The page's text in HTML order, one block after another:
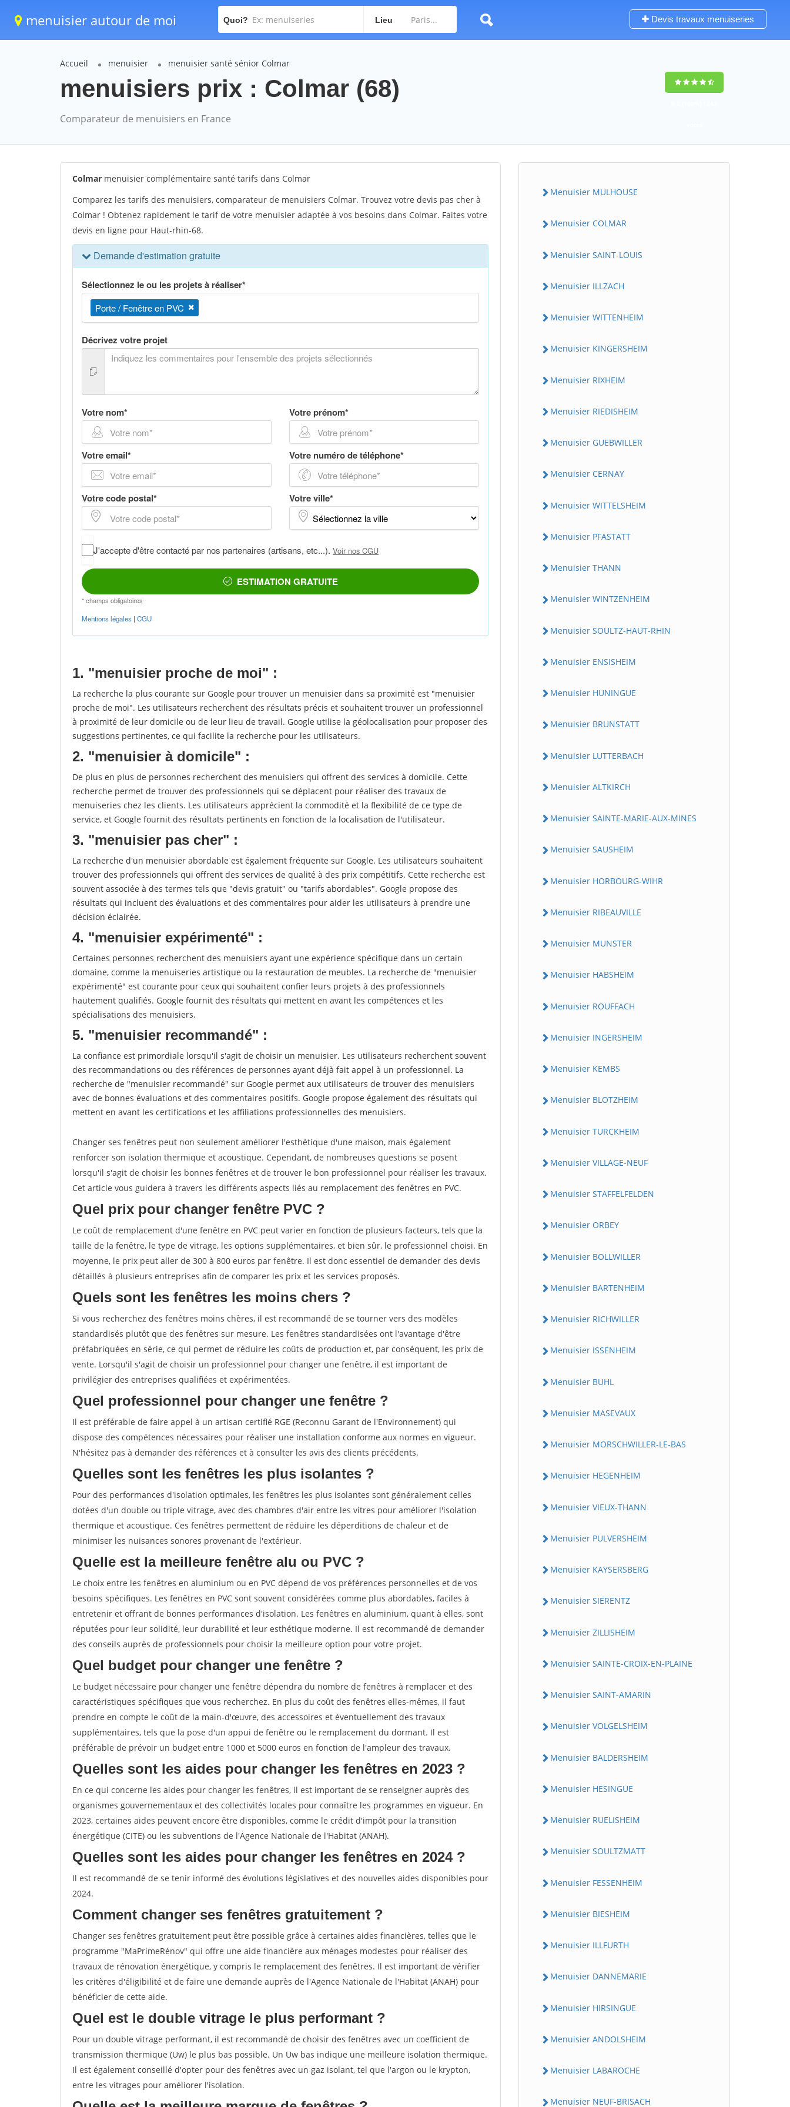
menuisier autour de moi Quoi? Lieu Devis travaux menuiseries
Accueil menuisier menuisier santé sénior Colmar
menuisiers prix : Colmar (68)
Comparateur de menuisiers en France
Colmar menuisier complémentaire santé tarifs dans Colmar
Comparez les tarifs des menuisiers, comparateur de menuisiers Colmar. Trouvez votre devis pas cher à
Colmar ! Obtenez rapidement le tarif de votre menuisier adaptée à vos besoins dans Colmar. Faites votre
devis en ligne pour Haut-rhin-68.
1. "menuisier proche de moi" :
La recherche la plus courante sur Google pour trouver un menuisier dans sa proximité est "menuisier
proche de moi". Les utilisateurs recherchent des résultats précis et souhaitent trouver un professionnel
à proximité de leur domicile ou de leur lieu de travail. Google utilise la géolocalisation pour proposer des
suggestions pertinentes, ce qui facilite la recherche pour les utilisateurs.
2. "menuisier à domicile" :
De plus en plus de personnes recherchent des menuisiers qui offrent des services à domicile. Cette
recherche permet de trouver des professionnels qui se déplacent pour réaliser des travaux de
menuiseries chez les clients. Les utilisateurs apprécient la commodité et la flexibilité de ce type de
service, et Google fournit des résultats pertinents en fonction de la localisation de l'utilisateur.
3. "menuisier pas cher" :
La recherche d'un menuisier abordable est également fréquente sur Google. Les utilisateurs souhaitent
trouver des professionnels qui offrent des services de qualité à des prix compétitifs. Cette recherche est
souvent associée à des termes tels que "devis gratuit" ou "tarifs abordables". Google propose des
résultats qui incluent des évaluations et des commentaires pour aider les utilisateurs à prendre une
décision éclairée.
4. "menuisier expérimenté" :
Certaines personnes recherchent des menuisiers ayant une expérience spécifique dans un certain
domaine, comme la menuiseries artistique ou la restauration de meubles. La recherche de "menuisier
expérimenté" est courante pour ceux qui souhaitent confier leurs projets à des professionnels
hautement qualifiés. Google fournit des résultats qui mettent en avant les compétences et les
spécialisations des menuisiers.
5. "menuisier recommandé" :
La confiance est primordiale lorsqu'il s'agit de choisir un menuisier. Les utilisateurs recherchent souvent
des recommandations ou des références de personnes ayant déjà fait appel à un professionnel. La
recherche de "menuisier recommandé" sur Google permet aux utilisateurs de trouver des menuisiers
avec de bonnes évaluations et des commentaires positifs. Google propose également des résultats qui
mettent en avant les certifications et les affiliations professionnelles des menuisiers.
Changer ses fenêtres peut non seulement améliorer l'esthétique d'une maison, mais également
renforcer son isolation thermique et acoustique. Cependant, de nombreuses questions se posent
lorsqu'il s'agit de choisir les bonnes fenêtres et de trouver le bon professionnel pour réaliser les travaux.
Cet article vous guidera à travers les différents aspects liés au remplacement des fenêtres en PVC.
Quel prix pour changer fenêtre PVC ?
Le coût de remplacement d'une fenêtre en PVC peut varier en fonction de plusieurs facteurs, tels que la
taille de la fenêtre, le type de vitrage, les options supplémentaires, et bien sûr, le professionnel choisi. En
moyenne, le prix peut aller de 300 à 800 euros par fenêtre. Il est donc essentiel de demander des devis
détaillés à plusieurs entreprises afin de comparer les prix et les services proposés.
Quels sont les fenêtres les moins chers ?
Si vous recherchez des fenêtres moins chères, il est recommandé de se tourner vers des modèles
standardisés plutôt que des fenêtres sur mesure. Les fenêtres standardisées ont l'avantage d'être
préfabriquées en série, ce qui permet de réduire les coûts de production et, par conséquent, les prix de
vente. Lorsqu'il s'agit de choisir un professionnel pour changer une fenêtre, il est important de
privilégier des entreprises qualifiées et expérimentées.
Quel professionnel pour changer une fenêtre ?
Il est préférable de faire appel à un artisan certifié RGE (Reconnu Garant de l'Environnement) qui
dispose des compétences nécessaires pour réaliser une installation conforme aux normes en vigueur.
N'hésitez pas à demander des références et à consulter les avis des clients précédents.
Quelles sont les fenêtres les plus isolantes ?
Pour des performances d'isolation optimales, les fenêtres les plus isolantes sont généralement celles
dotées d'un double ou triple vitrage, avec des chambres d'air entre les vitres pour améliorer l'isolation
thermique et acoustique. Ces fenêtres permettent de réduire les déperditions de chaleur et de
minimiser les nuisances sonores provenant de l'extérieur.
Quelle est la meilleure fenêtre alu ou PVC ?
Le choix entre les fenêtres en aluminium ou en PVC dépend de vos préférences personnelles et de vos
besoins spécifiques. Les fenêtres en PVC sont souvent considérées comme plus abordables, faciles à
entretenir et offrant de bonnes performances d'isolation. Les fenêtres en aluminium, quant à elles, sont
réputées pour leur solidité, leur durabilité et leur esthétique moderne. Il est recommandé de demander
des conseils auprès de professionnels pour choisir la meilleure option pour votre projet.
Quel budget pour changer une fenêtre ?
Le budget nécessaire pour changer une fenêtre dépendra du nombre de fenêtres à remplacer et des
caractéristiques spécifiques que vous recherchez. En plus du coût des fenêtres elles-mêmes, il faut
prendre en compte le coût de la main-d'œuvre, des accessoires et éventuellement des travaux
supplémentaires, tels que la pose d'un appui de fenêtre ou le remplacement du dormant. Il est
préférable de prévoir un budget entre 1000 et 5000 euros en fonction de l'ampleur des travaux.
Quelles sont les aides pour changer les fenêtres en 2023 ?
En ce qui concerne les aides pour changer les fenêtres, il est important de se renseigner auprès des
organismes gouvernementaux et des collectivités locales pour connaître les programmes en vigueur. En
2023, certaines aides peuvent encore être disponibles, comme le crédit d'impôt pour la transition
énergétique (CITE) ou les subventions de l'Agence Nationale de l'Habitat (ANAH).
Quelles sont les aides pour changer les fenêtres en 2024 ?
Il est recommandé de se tenir informé des évolutions législatives et des nouvelles aides disponibles pour
2024.
Comment changer ses fenêtres gratuitement ?
Changer ses fenêtres gratuitement peut être possible grâce à certaines aides financières, telles que le
programme "MaPrimeRénov" qui offre une aide financière aux ménages modestes pour réaliser des
travaux de rénovation énergétique, y compris le remplacement des fenêtres. Il est important de vérifier
les critères d'éligibilité et de faire une demande auprès de l'Agence Nationale de l'Habitat (ANAH) pour
bénéficier de cette aide.
Quel est le double vitrage le plus performant ?
Pour un double vitrage performant, il est recommandé de choisir des fenêtres avec un coefficient de
transmission thermique (Uw) le plus bas possible. Un Uw bas indique une meilleure isolation thermique.
Il est également conseillé d'opter pour des fenêtres avec un gaz isolant, tel que l'argon ou le krypton,
entre les vitrages pour améliorer l'isolation.
Menuisier MULHOUSE
Menuisier COLMAR
Menuisier SAINT-LOUIS
Menuisier ILLZACH
Menuisier WITTENHEIM
Menuisier KINGERSHEIM
Menuisier RIXHEIM
Menuisier RIEDISHEIM
Menuisier GUEBWILLER
Menuisier CERNAY
Menuisier WITTELSHEIM
Menuisier PFASTATT
Menuisier THANN
Menuisier WINTZENHEIM
Menuisier SOULTZ-HAUT-RHIN
Menuisier ENSISHEIM
Menuisier HUNINGUE
Menuisier BRUNSTATT
Menuisier LUTTERBACH
Menuisier ALTKIRCH
Menuisier SAINTE-MARIE-AUX-MINES
Menuisier SAUSHEIM
Menuisier HORBOURG-WIHR
Menuisier RIBEAUVILLE
Menuisier MUNSTER
Menuisier HABSHEIM
Menuisier ROUFFACH
Menuisier INGERSHEIM
Menuisier KEMBS
Menuisier BLOTZHEIM
Menuisier TURCKHEIM
Menuisier VILLAGE-NEUF
Menuisier STAFFELFELDEN
Menuisier ORBEY
Menuisier BOLLWILLER
Menuisier BARTENHEIM
Menuisier RICHWILLER
Menuisier ISSENHEIM
Menuisier BUHL
Menuisier MASEVAUX
Menuisier MORSCHWILLER-LE-BAS
Menuisier HEGENHEIM
Menuisier VIEUX-THANN
Menuisier PULVERSHEIM
Menuisier KAYSERSBERG
Menuisier SIERENTZ
Menuisier ZILLISHEIM
Menuisier SAINTE-CROIX-EN-PLAINE
Menuisier SAINT-AMARIN
Menuisier VOLGELSHEIM
Menuisier BALDERSHEIM
Menuisier HESINGUE
Menuisier RUELISHEIM
Menuisier SOULTZMATT
Menuisier FESSENHEIM
Menuisier BIESHEIM
Menuisier ILLFURTH
Menuisier DANNEMARIE
Menuisier HIRSINGUE
Menuisier ANDOLSHEIM
Menuisier LABAROCHE
Menuisier NEUF-BRISACH